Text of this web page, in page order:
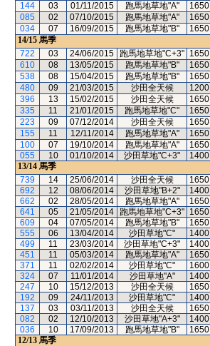
144
03 01/11/2015 跑馬地草地"A" 1650
085
02 07/10/2015 跑馬地草地"A" 1650
034
07 16/09/2015 跑馬地草地"B" 1650
14/15 馬季
722
03 24/06/2015 跑馬地草地"C+3" 1650
610
08 13/05/2015 跑馬地草地"B" 1650
538
08 15/04/2015 跑馬地草地"B" 1650
480
09 21/03/2015 沙田全天候 1200
396
13 15/02/2015 沙田全天候 1650
335
11 21/01/2015 跑馬地草地"C" 1650
223
09 07/12/2014 沙田全天候 1650
155
11 12/11/2014 跑馬地草地"A" 1650
100
07 19/10/2014 跑馬地草地"A" 1650
055
10 01/10/2014 沙田草地"C+3" 1400
13/14 馬季
739
14 25/06/2014 沙田全天候 1650
692
12 08/06/2014 沙田草地"B+2" 1400
662
02 28/05/2014 跑馬地草地"A" 1650
641
05 21/05/2014 跑馬地草地"C+3" 1650
609
04 07/05/2014 跑馬地草地"B" 1650
555
06 13/04/2014 沙田草地"C" 1400
499
11 23/03/2014 沙田草地"C+3" 1400
451
11 05/03/2014 跑馬地草地"A" 1650
371
11 02/02/2014 沙田草地"C" 1600
324
07 11/01/2014 沙田草地"A" 1400
247
10 15/12/2013 沙田全天候 1650
192
09 24/11/2013 沙田草地"C" 1400
137
03 03/11/2013 沙田全天候 1650
082
02 12/10/2013 沙田草地"A+3" 1400
036
10 17/09/2013 跑馬地草地"B" 1650
12/13 馬季